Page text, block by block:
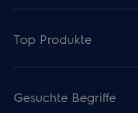
Top Produkte
Gesuchte Begriffe